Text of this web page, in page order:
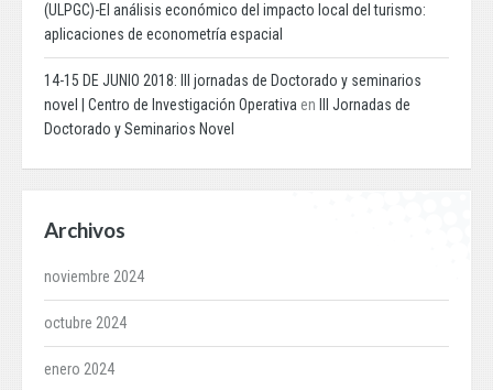
(ULPGC)-El análisis económico del impacto local del turismo:
aplicaciones de econometría espacial
14-15 DE JUNIO 2018: III jornadas de Doctorado y seminarios
novel | Centro de Investigación Operativa en
III Jornadas de
Doctorado y Seminarios Novel
Archivos
noviembre 2024
octubre 2024
enero 2024